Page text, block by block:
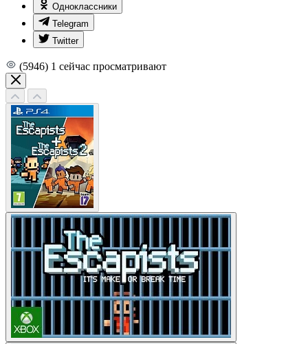
Одноклассники
Telegram
Twitter
(5946) 1 сейчас просматривают